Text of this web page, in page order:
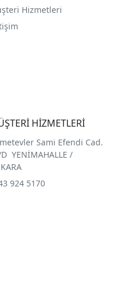
Hizmetleri
HİZMETLERİ
Sami Efendi Cad.
YENİMAHALLE /
924 5170